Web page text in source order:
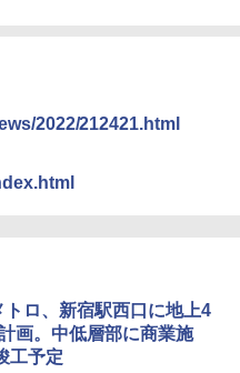
ノシシ対策 自治体・教育機
登山・キャンプ・アウトドア・
保存可能 緊急時用 日本国内発
2022/212421.html
ロ、新宿駅西口に地上4
画。中低層部に商業施
工予定